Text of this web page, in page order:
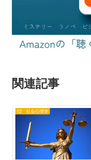
関連記事
12 社会心理学